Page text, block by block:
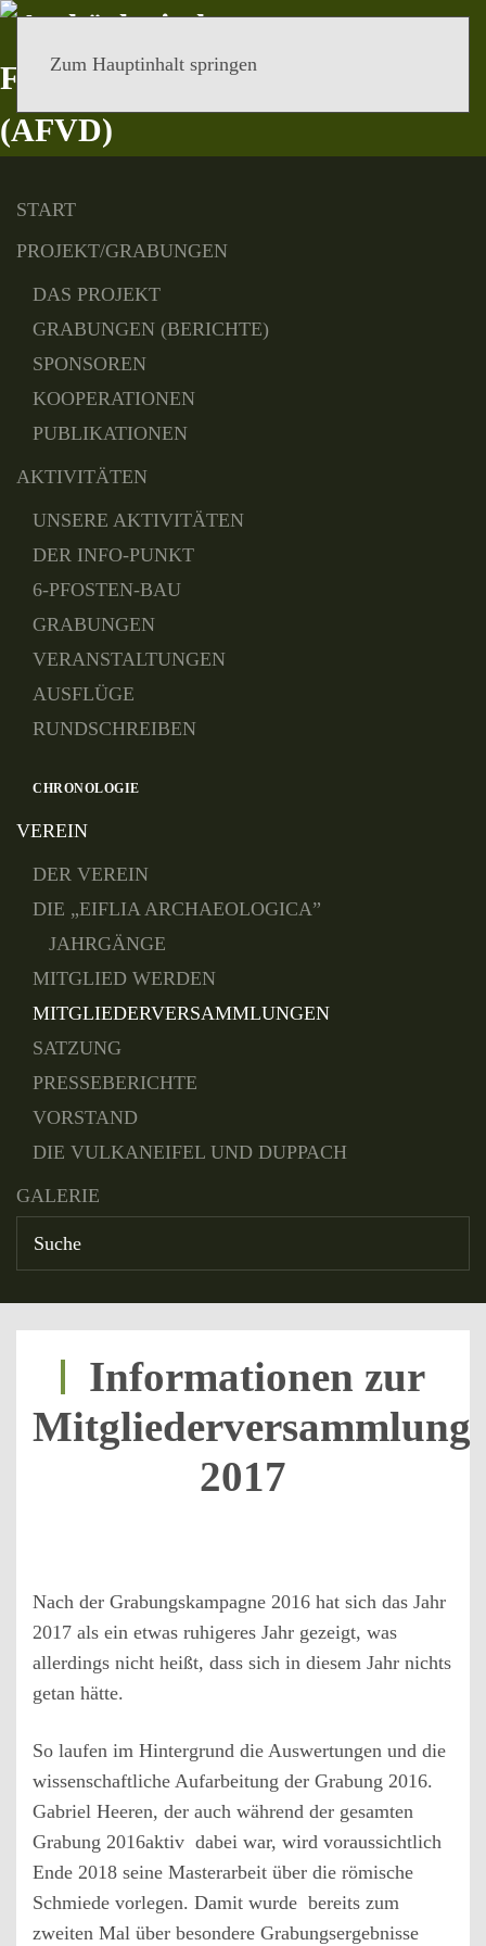
Zum Hauptinhalt springen
START
PROJEKT/GRABUNGEN
DAS PROJEKT
GRABUNGEN (BERICHTE)
SPONSOREN
KOOPERATIONEN
PUBLIKATIONEN
AKTIVITÄTEN
UNSERE AKTIVITÄTEN
DER INFO-PUNKT
6-PFOSTEN-BAU
GRABUNGEN
VERANSTALTUNGEN
AUSFLÜGE
RUNDSCHREIBEN
CHRONOLOGIE
VEREIN
DER VEREIN
DIE „EIFLIA ARCHAEOLOGICA”
JAHRGÄNGE
MITGLIED WERDEN
MITGLIEDERVERSAMMLUNGEN
SATZUNG
PRESSEBERICHTE
VORSTAND
DIE VULKANEIFEL UND DUPPACH
GALERIE
Informationen zur
Mitgliederversammlung
2017
Nach der Grabungskampagne 2016 hat sich das Jahr
2017 als ein etwas ruhigeres Jahr gezeigt, was
allerdings nicht heißt, dass sich in diesem Jahr nichts
getan hätte.
So laufen im Hintergrund die Auswertungen und die
wissenschaftliche Aufarbeitung der Grabung 2016.
Gabriel Heeren, der auch während der gesamten
Grabung 2016aktiv dabei war, wird voraussichtlich
Ende 2018 seine Masterarbeit über die römische
Schmiede vorlegen. Damit wurde bereits zum
zweiten Mal über besondere Grabungsergebnisse